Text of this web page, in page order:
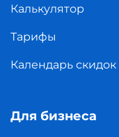
Калькулятор
Тарифы
Календарь скидок
Для бизнеса